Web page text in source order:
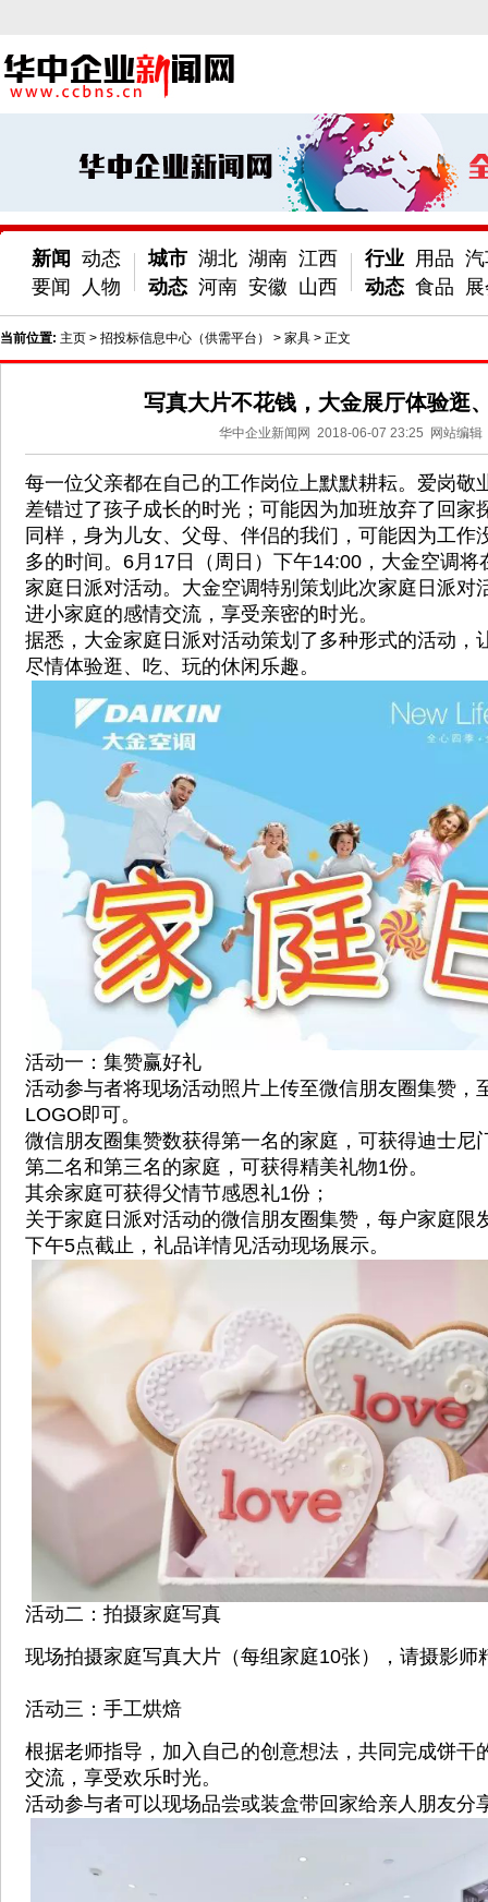
新闻
要闻
动态
人物
城市
动态
湖北 湖南 江西
河南 安徽 山西
行业
动态
用品
食品
当前位置: 主页 > 招投标信息中心（供需平台） > 家具 > 正文
写真大片不花钱，大金展厅体验逛
华中企业新闻网 2018-06-07 23:25 网站编辑
每一位父亲都在自己的工作岗位上默默耕耘。爱岗敬
差错过了孩子成长的时光；可能因为加班放弃了回家
同样，身为儿女、父母、伴侣的我们，可能因为工作
多的时间。6月17日（周日）下午14:00，大金空调将
家庭日派对活动。大金空调特别策划此次家庭日派对
进小家庭的感情交流，享受亲密的时光。
据悉，大金家庭日派对活动策划了多种形式的活动，
尽情体验逛、吃、玩的休闲乐趣。
活动一：集赞赢好礼
活动参与者将现场活动照片上传至微信朋友圈集赞，
LOGO即可。
微信朋友圈集赞数获得第一名的家庭，可获得迪士尼
第二名和第三名的家庭，可获得精美礼物1份。
其余家庭可获得父情节感恩礼1份；
关于家庭日派对活动的微信朋友圈集赞，每户家庭限
下午5点截止，礼品详情见活动现场展示。
活动二：拍摄家庭写真
现场拍摄家庭写真大片（每组家庭10张），请摄影师
活动三：手工烘焙
根据老师指导，加入自己的创意想法，共同完成饼干
交流，享受欢乐时光。
活动参与者可以现场品尝或装盒带回家给亲人朋友分